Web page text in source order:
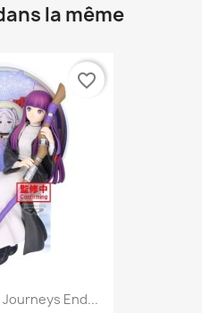
la même
End...
favorite_border